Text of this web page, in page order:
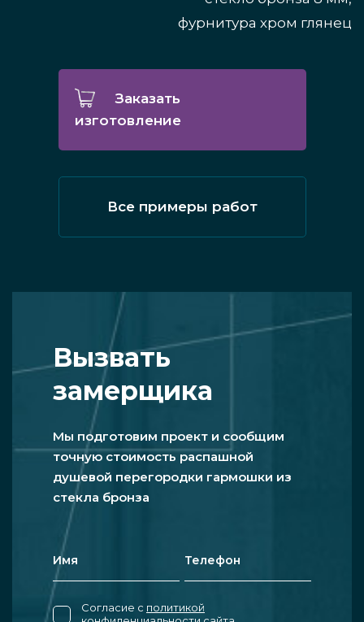
фурнитура хром глянец
Заказать
изготовление
Все примеры работ
Вызвать
замерщика
Мы подготовим проект и сообщим
точную стоимость распашной
душевой перегородки гармошки из
стекла бронза
Согласие с политикой